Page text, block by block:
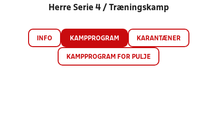
Herre Serie 4 / Træningskamp
INFO KAMPPROGRAM KARANTÆNER
KAMPPROGRAM FOR PULJE